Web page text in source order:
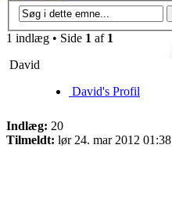
1 indlæg • Side 1 af 1
David
David's Profil
Indlæg: 20
Tilmeldt: lør 24. mar 2012 01:38